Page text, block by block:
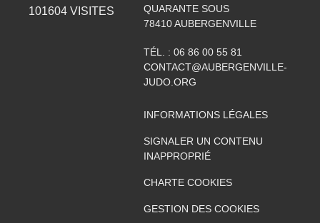
101604 VISITES
QUARANTE SOUS
78410 AUBERGENVILLE
TÉL. : 06 86 00 55 81
CONTACT@AUBERGENVILLE-
JUDO.ORG
INFORMATIONS LÉGALES
SIGNALER UN CONTENU
INAPPROPRIÉ
CHARTE COOKIES
GESTION DES COOKIES